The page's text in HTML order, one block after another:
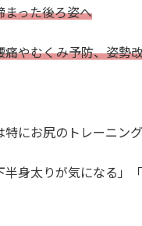
った後ろ姿へ
やむくみ予防、姿勢
にお尻のトレーニン
身太りが気になる」